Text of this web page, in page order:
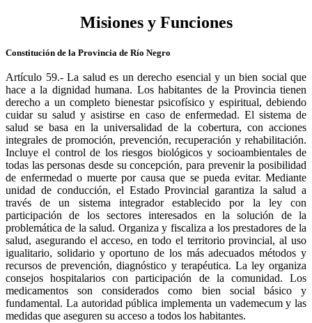
Misiones y Funciones
Constitución de la Provincia de Río Negro
Artículo 59.- La salud es un derecho esencial y un bien social que
hace a la dignidad humana. Los habitantes de la Provincia tienen
derecho a un completo bienestar psicofísico y espiritual, debiendo
cuidar su salud y asistirse en caso de enfermedad. El sistema de
salud se basa en la universalidad de la cobertura, con acciones
integrales de promoción, prevención, recuperación y rehabilitación.
Incluye el control de los riesgos biológicos y socioambientales de
todas las personas desde su concepción, para prevenir la posibilidad
de enfermedad o muerte por causa que se pueda evitar. Mediante
unidad de conducción, el Estado Provincial garantiza la salud a
través de un sistema integrador establecido por la ley con
participación de los sectores interesados en la solución de la
problemática de la salud. Organiza y fiscaliza a los prestadores de la
salud, asegurando el acceso, en todo el territorio provincial, al uso
igualitario, solidario y oportuno de los más adecuados métodos y
recursos de prevención, diagnóstico y terapéutica. La ley organiza
consejos hospitalarios con participación de la comunidad. Los
medicamentos son considerados como bien social básico y
fundamental. La autoridad pública implementa un vademecum y las
medidas que aseguren su acceso a todos los habitantes.